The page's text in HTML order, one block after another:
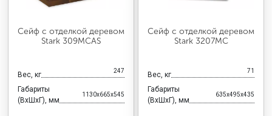
Сейф с отделкой деревом
Stark 309MCAS
Вес, кг 247
Габариты
(ВхШхГ), мм
1130x665x545
Сейф с отделкой деревом
Stark 3207MC
Вес, кг 71
Габариты
(ВхШхГ), мм
635x495x435